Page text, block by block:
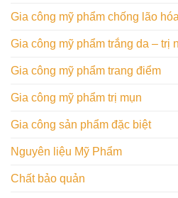
Gia công mỹ phẩm chống lão hóa
Gia công mỹ phẩm trắng da – trị
Gia công mỹ phẩm trang điểm
Gia công mỹ phẩm trị mụn
Gia công sản phẩm đặc biệt
Nguyên liệu Mỹ Phẩm
Chất bảo quản